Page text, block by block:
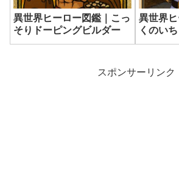
異世界ヒーロー図鑑｜こっ
そりドーピングビルダー
異世界
くのいち
スポンサーリンク